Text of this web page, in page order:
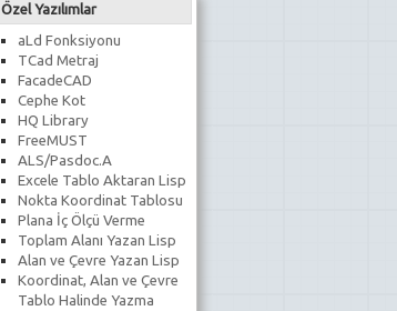
Özel Yazılımlar
aLd Fonksiyonu
TCad Metraj
FacadeCAD
Cephe Kot
HQ Library
FreeMUST
ALS/Pasdoc.A
Excele Tablo Aktaran Lisp
Nokta Koordinat Tablosu
Plana İç Ölçü Verme
Toplam Alanı Yazan Lisp
Alan ve Çevre Yazan Lisp
Koordinat, Alan ve Çevre
Tablo Halinde Yazma